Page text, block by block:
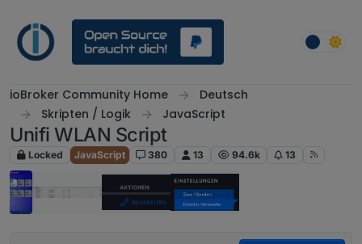
ioBroker Community Home
Deutsch
Skripten / Logik
JavaScript
Unifi WLAN Script
Locked JavaScript 380 13 94.6k 13